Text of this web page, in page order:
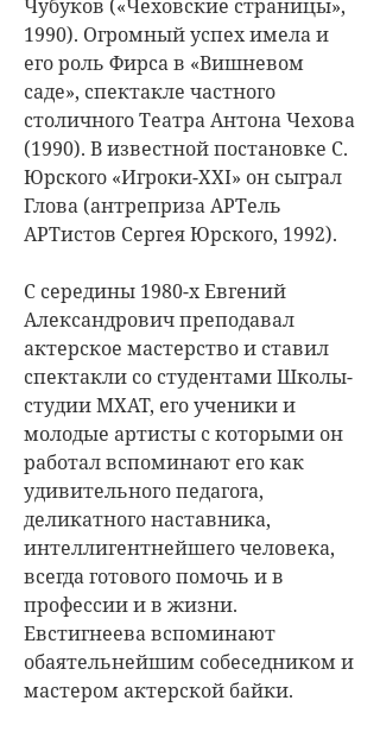
Чубуков («Чеховские страницы»,
1990). Огромный успех имела и
его роль Фирса в «Вишневом
саде», спектакле частного
столичного Театра Антона Чехова
(1990). В известной постановке С.
Юрского «Игроки-XXI» он сыграл
Глова (антреприза АРТель
АРТистов Сергея Юрского, 1992).
С середины 1980-х Евгений
Александрович преподавал
актерское мастерство и ставил
спектакли со студентами Школы-
студии МХАТ, его ученики и
молодые артисты с которыми он
работал вспоминают его как
удивительного педагога,
деликатного наставника,
интеллигентнейшего человека,
всегда готового помочь и в
профессии и в жизни.
Евстигнеева вспоминают
обаятельнейшим собеседником и
мастером актерской байки.